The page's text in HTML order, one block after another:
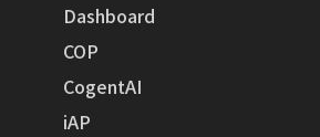
Dashboard
COP
CogentAI
iAP